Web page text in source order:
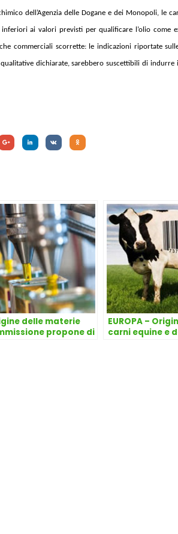
dell’Agenzia delle Dogane e dei Monopoli, le
ai valori previsti per qualificare l’olio come
commerciali scorrette: le indicazioni riportate
dichiarate, sarebbero suscettibili di
delle materie
propone di
EUROPA –
carni equine e